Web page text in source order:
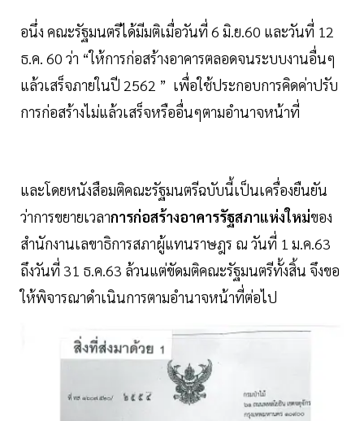
อนึ่ง คณะรัฐมนตรีได้มีมติเมื่อวันที่ 6 มิ.ย.60 และวันที่ 12
ธ.ค. 60 ว่า “ให้การก่อสร้างอาคารตลอดจนระบบงานอื่นๆ
แล้วเสร็จภายในปี 2562 ” เพื่อใช้ประกอบการคิดค่าปรับ
การก่อสร้างไม่แล้วเสร็จหรืออื่นๆตามอำนาจหน้าที่
และโดยหนังสือมติคณะรัฐมนตรีฉบับนี้เป็นเครื่องยืนยัน
ว่าการขยายเวลาการก่อสร้างอาคารรัฐสภาแห่งใหม่ของ
สำนักงานเลขาธิการสภาผู้แทนราษฎร ณ วันที่ 1 ม.ค.63
ถึงวันที่ 31 ธ.ค.63 ล้วนแต่ขัดมติคณะรัฐมนตรีทั้งสิ้น จึงขอ
ให้พิจารณาดำเนินการตามอำนาจหน้าที่ต่อไป